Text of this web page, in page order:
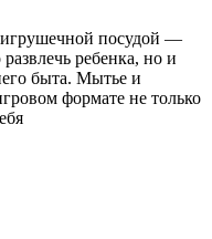
игрушечной посудой —
ребенка, но и
быта. Мытье и
формате не только